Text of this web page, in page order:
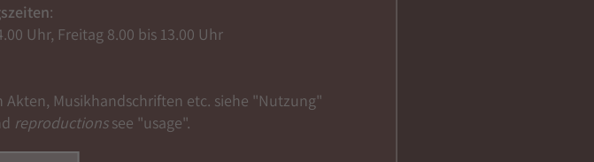
:
Uhr, Freitag 8.00 bis 13.00 Uhr
Akten, Musikhandschriften etc. siehe "Nutzung"
reproductionssee "usage".